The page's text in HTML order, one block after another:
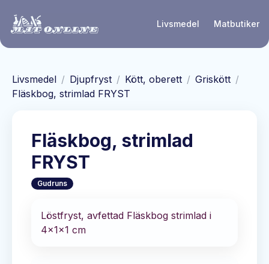
Livsmedel Matbutiker
Livsmedel / Djupfryst / Kött, oberett / Griskött /
Fläskbog, strimlad FRYST
Fläskbog, strimlad
FRYST
Gudruns
Löstfryst, avfettad Fläskbog strimlad i
4x1x1 cm